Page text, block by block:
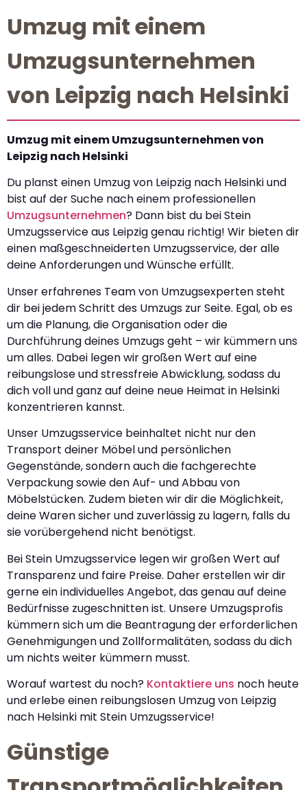
Umzug mit einem
Umzugsunternehmen
von Leipzig nach Helsinki
Umzug mit einem Umzugsunternehmen von
Leipzig nach Helsinki
Du planst einen Umzug von Leipzig nach Helsinki und
bist auf der Suche nach einem professionellen
Umzugsunternehmen? Dann bist du bei Stein
Umzugsservice aus Leipzig genau richtig! Wir bieten dir
einen maßgeschneiderten Umzugsservice, der alle
deine Anforderungen und Wünsche erfüllt.
Unser erfahrenes Team von Umzugsexperten steht
dir bei jedem Schritt des Umzugs zur Seite. Egal, ob es
um die Planung, die Organisation oder die
Durchführung deines Umzugs geht – wir kümmern uns
um alles. Dabei legen wir großen Wert auf eine
reibungslose und stressfreie Abwicklung, sodass du
dich voll und ganz auf deine neue Heimat in Helsinki
konzentrieren kannst.
Unser Umzugsservice beinhaltet nicht nur den
Transport deiner Möbel und persönlichen
Gegenstände, sondern auch die fachgerechte
Verpackung sowie den Auf- und Abbau von
Möbelstücken. Zudem bieten wir dir die Möglichkeit,
deine Waren sicher und zuverlässig zu lagern, falls du
sie vorübergehend nicht benötigst.
Bei Stein Umzugsservice legen wir großen Wert auf
Transparenz und faire Preise. Daher erstellen wir dir
gerne ein individuelles Angebot, das genau auf deine
Bedürfnisse zugeschnitten ist. Unsere Umzugsprofis
kümmern sich um die Beantragung der erforderlichen
Genehmigungen und Zollformalitäten, sodass du dich
um nichts weiter kümmern musst.
Worauf wartest du noch? Kontaktiere uns noch heute
und erlebe einen reibungslosen Umzug von Leipzig
nach Helsinki mit Stein Umzugsservice!
Günstige